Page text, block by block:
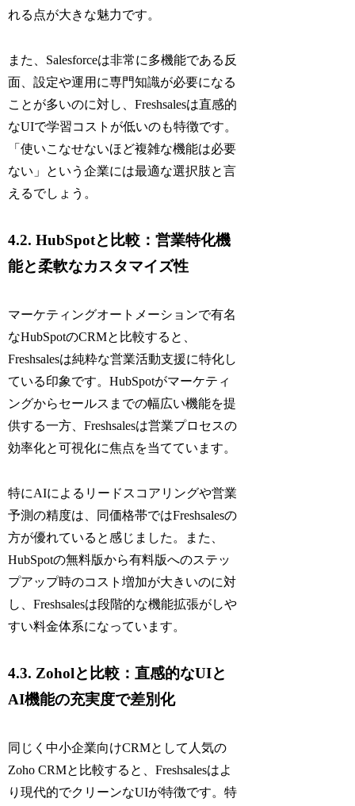
れる点が大きな魅力です。
また、Salesforceは非常に多機能である反
面、設定や運用に専門知識が必要になる
ことが多いのに対し、Freshsalesは直感的
なUIで学習コストが低いのも特徴です。
「使いこなせないほど複雑な機能は必要
ない」という企業には最適な選択肢と言
えるでしょう。
4.2. HubSpotと比較：営業特化機
能と柔軟なカスタマイズ性
マーケティングオートメーションで有名
なHubSpotのCRMと比較すると、
Freshsalesは純粋な営業活動支援に特化し
ている印象です。HubSpotがマーケティ
ングからセールスまでの幅広い機能を提
供する一方、Freshsalesは営業プロセスの
効率化と可視化に焦点を当てています。
特にAIによるリードスコアリングや営業
予測の精度は、同価格帯ではFreshsalesの
方が優れていると感じました。また、
HubSpotの無料版から有料版へのステッ
プアップ時のコスト増加が大きいのに対
し、Freshsalesは段階的な機能拡張がしや
すい料金体系になっています。
4.3. Zoholと比較：直感的なUIと
AI機能の充実度で差別化
同じく中小企業向けCRMとして人気の
Zoho CRMと比較すると、Freshsalesはよ
り現代的でクリーンなUIが特徴です。特